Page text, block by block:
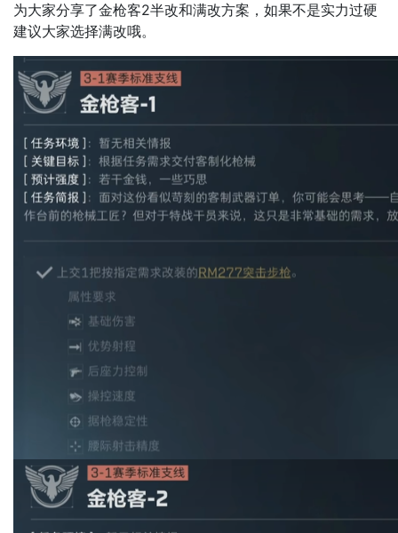
为大家分享了金枪客2半改和满改方案，如果不是实力过硬
建议大家选择满改哦。